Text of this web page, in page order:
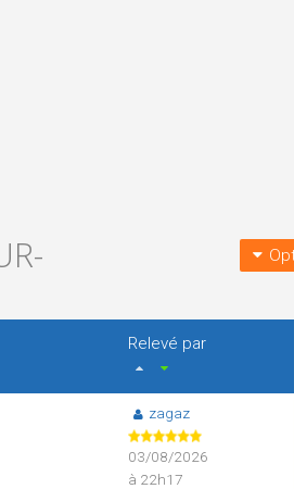
Relevé par
zagaz
03/08/2026
à 22h17